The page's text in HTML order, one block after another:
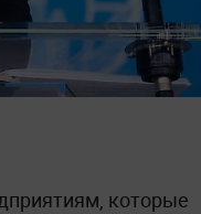
которые